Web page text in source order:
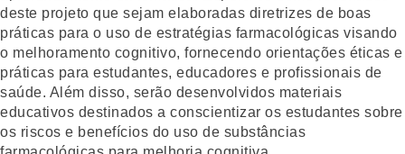
deste projeto que sejam elaboradas diretrizes de boas
práticas para o uso de estratégias farmacológicas visando
o melhoramento cognitivo, fornecendo orientações éticas e
práticas para estudantes, educadores e profissionais de
saúde. Além disso, serão desenvolvidos materiais
educativos destinados a conscientizar os estudantes sobre
os riscos e benefícios do uso de substâncias